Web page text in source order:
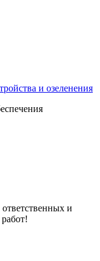
и озеленения
и